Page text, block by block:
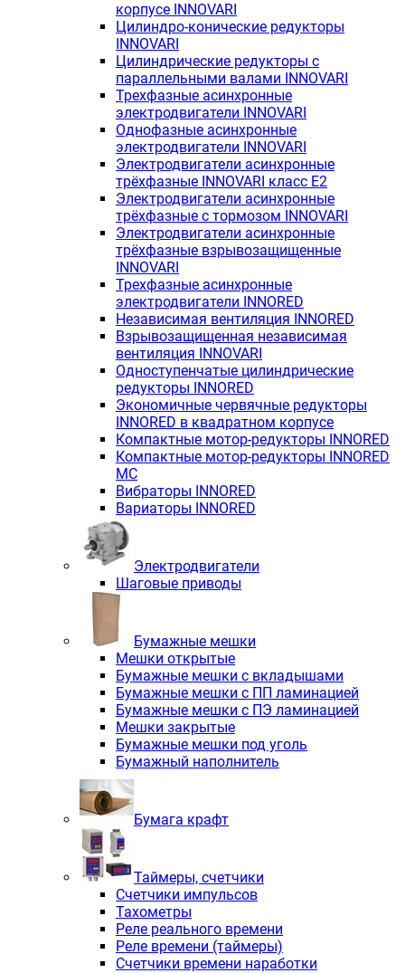
корпусе INNOVARI
Цилиндро-конические редукторы
INNOVARI
Цилиндрические редукторы с
параллельными валами INNOVARI
Трехфазные асинхронные
электродвигатели INNOVARI
Однофазные асинхронные
электродвигатели INNOVARI
Электродвигатели асинхронные
трёхфазные INNOVARI класс E2
Электродвигатели асинхронные
трёхфазные с тормозом INNOVARI
Электродвигатели асинхронные
трёхфазные взрывозащищенные
INNOVARI
Трехфазные асинхронные
электродвигатели INNORED
Независимая вентиляция INNORED
Взрывозащищенная независимая
вентиляция INNOVARI
Одноступенчатые цилиндрические
редукторы INNORED
Экономичные червячные редукторы
INNORED в квадратном корпусе
Компактные мотор-редукторы INNORED
Компактные мотор-редукторы INNORED
MC
Вибраторы INNORED
Вариаторы INNORED
Электродвигатели
Шаговые приводы
Бумажные мешки
Мешки открытые
Бумажные мешки с вкладышами
Бумажные мешки с ПП ламинацией
Бумажные мешки с ПЭ ламинацией
Мешки закрытые
Бумажные мешки под уголь
Бумажный наполнитель
Бумага крафт
Таймеры, счетчики
Счетчики импульсов
Тахометры
Реле реального времени
Реле времени (таймеры)
Счетчики времени наработки